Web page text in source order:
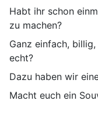
Habt ihr schon
zu machen?
Ganz einfach,
echt?
Dazu haben wir
Macht euch ein